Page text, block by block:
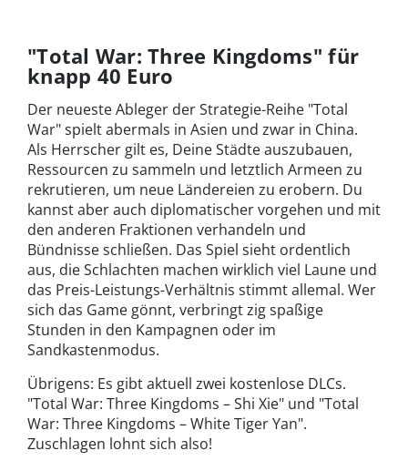
"Total War: Three Kingdoms" für
knapp 40 Euro
Der neueste Ableger der Strategie-Reihe "Total
War" spielt abermals in Asien und zwar in China.
Als Herrscher gilt es, Deine Städte auszubauen,
Ressourcen zu sammeln und letztlich Armeen zu
rekrutieren, um neue Ländereien zu erobern. Du
kannst aber auch diplomatischer vorgehen und mit
den anderen Fraktionen verhandeln und
Bündnisse schließen. Das Spiel sieht ordentlich
aus, die Schlachten machen wirklich viel Laune und
das Preis-Leistungs-Verhältnis stimmt allemal. Wer
sich das Game gönnt, verbringt zig spaßige
Stunden in den Kampagnen oder im
Sandkastenmodus.
Übrigens: Es gibt aktuell zwei kostenlose DLCs.
"Total War: Three Kingdoms – Shi Xie" und "Total
War: Three Kingdoms – White Tiger Yan".
Zuschlagen lohnt sich also!